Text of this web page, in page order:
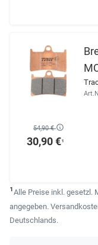
54,90 €
30,90 €¹
¹Alle Preise inkl. gesetzl.
angegeben.
Deutschlands.